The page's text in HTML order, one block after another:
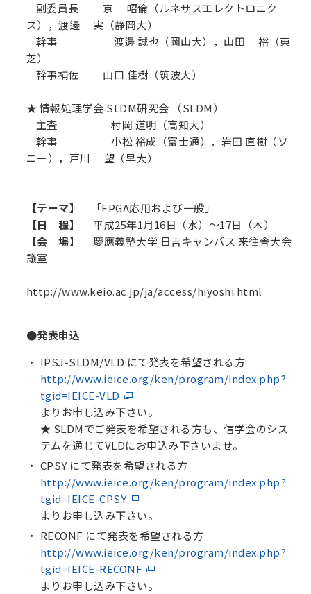
副委員長 京 昭倫（ルネサスエレクトロニク
ス），渡邊 実（静岡大）
幹事 渡邊 誠也（岡山大），山田 裕（東
芝）
幹事補佐 山口 佳樹（筑波大）
★ 情報処理学会 SLDM研究会 （SLDM）
主査 村岡 道明（高知大）
幹事 小松 裕成（富士通），岩田 直樹（ソ
ニー），戸川 望（早大）
【テーマ】
「FPGA応用および一般」
【日 程】
平成25年1月16日（水）～17日（木）
【会 場】
慶應義塾大学 日吉キャンパス 来往舎大会
議室
http://www.keio.ac.jp/ja/access/hiyoshi.html
●発表申込
IPSJ-SLDM/VLD にて発表を希望される方
http://www.ieice.org/ken/program/index.php?
tgid=IEICE-VLD
よりお申し込み下さい。
★ SLDMでご発表を希望される方も、信学会のシス
テムを通じてVLDにお申込み下さいませ。
CPSYにて発表を希望される方
http://www.ieice.org/ken/program/index.php?
tgid=IEICE-CPSY
よりお申し込み下さい。
RECONF にて発表を希望される方
http://www.ieice.org/ken/program/index.php?
tgid=IEICE-RECONF
よりお申し込み下さい。